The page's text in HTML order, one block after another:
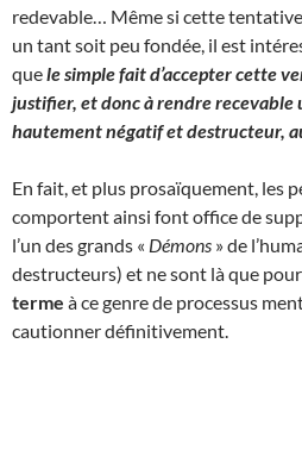
redevable… Même si cette
un tant soit peu fondée, il est
quele simple fait d’accepter cette
justifier, et donc à rendre
hautement négatif et destructeur,
En fait, et plus prosaïquement, les
comportent ainsi font office de
l’un des grands « Démons » de
destructeurs) et ne sont là que
terme à ce genre de processus
cautionner définitivement.